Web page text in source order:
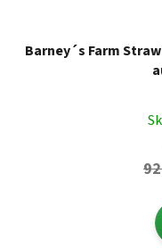
Barney´s Farm